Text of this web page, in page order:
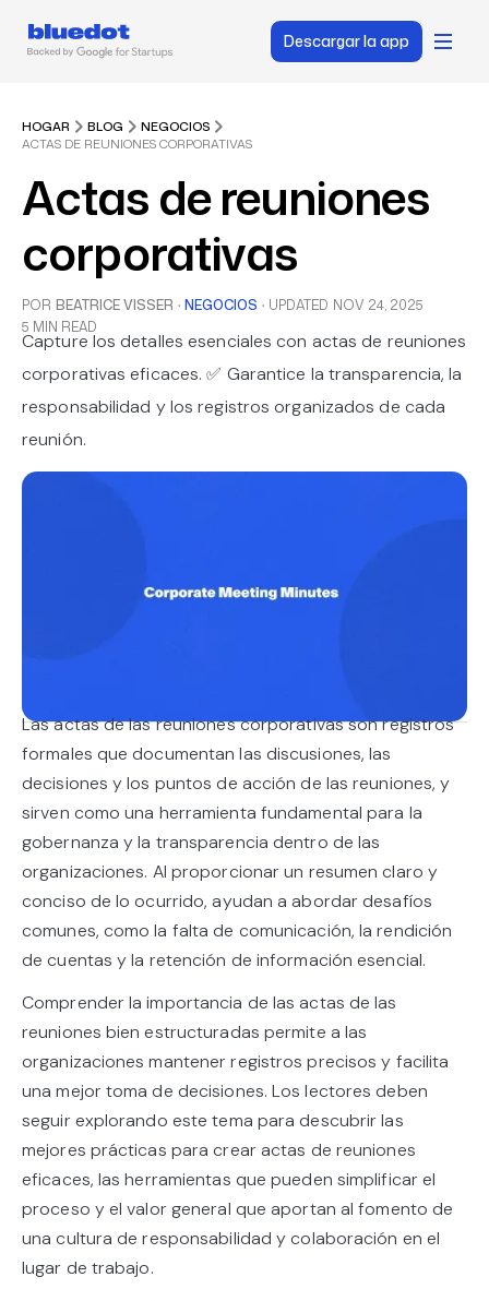
Descargar la app
HOGAR BLOG
NEGOCIOS
ACTAS DE REUNIONES CORPORATIVAS
Actas de reuniones
corporativas
POR BEATRICE VISSER · NEGOCIOS · UPDATED NOV 24, 2025
5 MIN READ
Capture los detalles esenciales con actas de reuniones
corporativas eficaces. ✅ Garantice la transparencia, la
responsabilidad y los registros organizados de cada
reunión.
Las actas de las reuniones corporativas son registros
formales que documentan las discusiones, las
decisiones y los puntos de acción de las reuniones, y
sirven como una herramienta fundamental para la
gobernanza y la transparencia dentro de las
organizaciones. Al proporcionar un resumen claro y
conciso de lo ocurrido, ayudan a abordar desafíos
comunes, como la falta de comunicación, la rendición
de cuentas y la retención de información esencial.
Comprender la importancia de las actas de las
reuniones bien estructuradas permite a las
organizaciones mantener registros precisos y facilita
una mejor toma de decisiones. Los lectores deben
seguir explorando este tema para descubrir las
mejores prácticas para crear actas de reuniones
eficaces, las herramientas que pueden simplificar el
proceso y el valor general que aportan al fomento de
una cultura de responsabilidad y colaboración en el
lugar de trabajo.